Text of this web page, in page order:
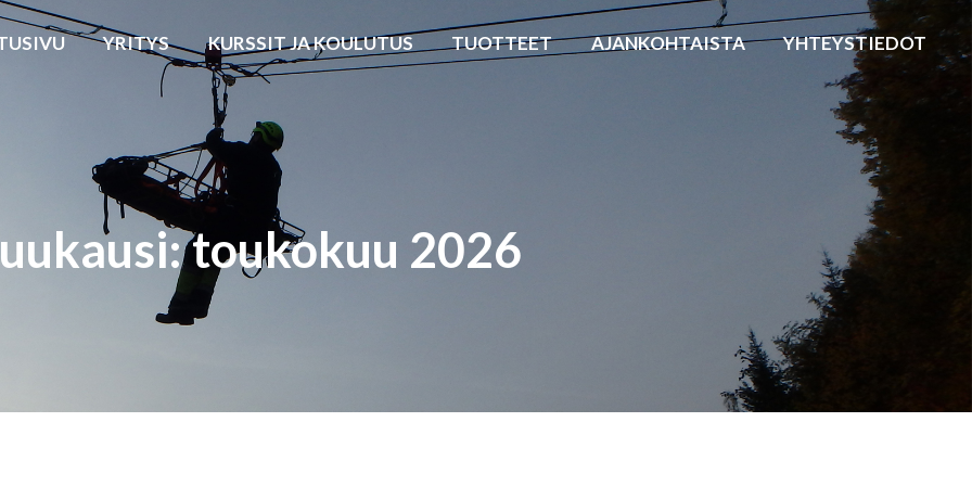
YRITYS KURSSIT JA KOULUTUS TUOTTEET AJANKOHTAISTA YHTEYSTIEDOT
toukokuu 2026